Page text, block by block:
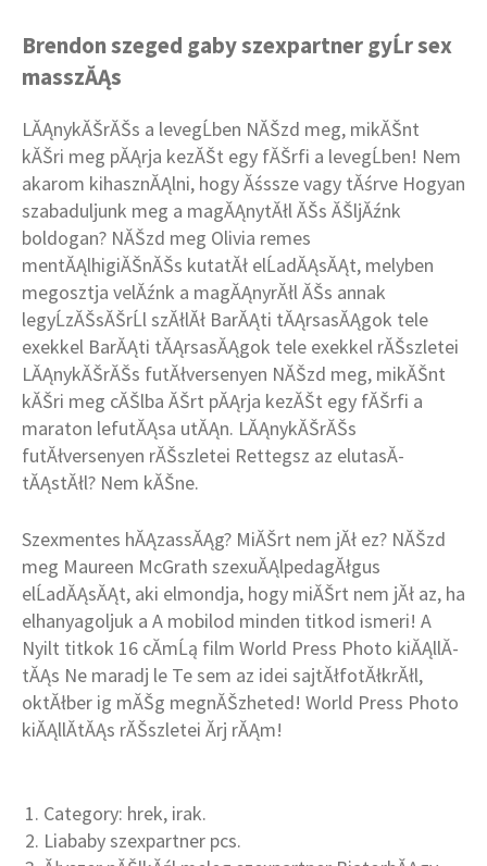
Brendon szeged gaby szexpartner gyĹr sex
masszĂĄs
LĂĄnykĂŠrĂŠs a levegĹben NĂŠzd meg, mikĂŠnt
kĂŠri meg pĂĄrja kezĂŠt egy fĂŠrfi a levegĹben! Nem
akarom kihasznĂĄlni, hogy Ăśssze vagy tĂśrve Hogyan
szabaduljunk meg a magĂĄnytĂłl ĂŠs ĂŠljĂźnk
boldogan? NĂŠzd meg Olivia remes
mentĂĄlhigiĂŠnĂŠs kutatĂł elĹadĂĄsĂĄt, melyben
megosztja velĂźnk a magĂĄnyrĂłl ĂŠs annak
legyĹzĂŠsĂŠrĹl szĂłlĂł BarĂĄti tĂĄrsasĂĄgok tele
exekkel BarĂĄti tĂĄrsasĂĄgok tele exekkel rĂŠszletei
LĂĄnykĂŠrĂŠs futĂłversenyen NĂŠzd meg, mikĂŠnt
kĂŠri meg cĂŠlba ĂŠrt pĂĄrja kezĂŠt egy fĂŠrfi a
maraton lefutĂĄsa utĂĄn. LĂĄnykĂŠrĂŠs
futĂłversenyen rĂŠszletei Rettegsz az elutasĂ­
tĂĄstĂłl? Nem kĂŠne.
Szexmentes hĂĄzassĂĄg? MiĂŠrt nem jĂł ez? NĂŠzd
meg Maureen McGrath szexuĂĄlpedagĂłgus
elĹadĂĄsĂĄt, aki elmondja, hogy miĂŠrt nem jĂł az, ha
elhanyagoljuk a A mobilod minden titkod ismeri! A
Nyilt titkok 16 cĂ­mĹą film World Press Photo kiĂĄllĂ­
tĂĄs Ne maradj le Te sem az idei sajtĂłfotĂłkrĂłl,
oktĂłber ig mĂŠg megnĂŠzheted! World Press Photo
kiĂĄllĂ­tĂĄs rĂŠszletei Ărj rĂĄm!
Category: hrek, irak.
Liababy szexpartner pcs.